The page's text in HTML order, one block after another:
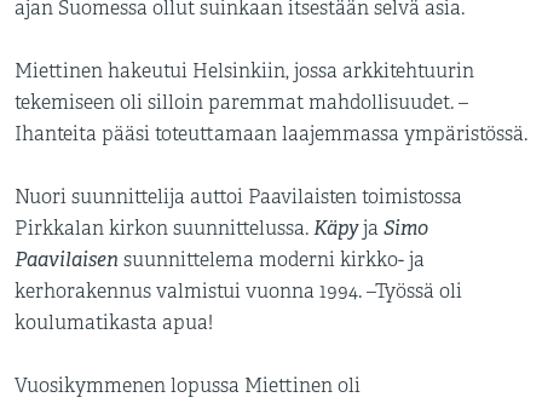
ajan Suomessa ollut suinkaan itsestään selvä asia.
Miettinen hakeutui Helsinkiin, jossa arkkitehtuurin
tekemiseen oli silloin paremmat mahdollisuudet. –
Ihanteita pääsi toteuttamaan laajemmassa ympäristössä.
Nuori suunnittelija auttoi Paavilaisten toimistossa
Pirkkalan kirkon suunnittelussa. Käpyja Simo
Paavilaisen suunnittelema moderni kirkko- ja
kerhorakennus valmistui vuonna 1994. –Työssä oli
koulumatikasta apua!
Vuosikymmenen lopussa Miettinen oli